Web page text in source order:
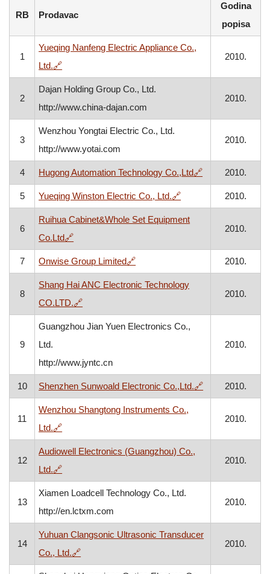
RB Prodavac
Godina
popisa
1
Yueqing Nanfeng Electric Appliance Co.,
Ltd.🔗, otvara se u novom prozoru
2010.
2
Dajan Holding Group Co., Ltd.
http://www.china-dajan.com
2010.
3
Wenzhou Yongtai Electric Co., Ltd.
http://www.yotai.com
2010.
4 Hugong Automation Technology Co.,Ltd🔗, otvara se u
2010.
5 Yueqing Winston Electric Co., Ltd.🔗, otvara se u novom
2010.
6
Ruihua Cabinet&Whole Set Equipment
Co.Ltd🔗, otvara se u novom prozoru
2010.
7 Onwise Group Limited🔗, otvara se u novom prozoru
2010.
8
Shang Hai ANC Electronic Technology
CO.LTD.🔗, otvara se u novom prozoru
2010.
9
Guangzhou Jian Yuen Electronics Co.,
Ltd.
http://www.jyntc.cn
2010.
10 Shenzhen Sunwoald Electronic Co.,Ltd.🔗, otvara se u
2010.
11
Wenzhou Shangtong Instruments Co.,
Ltd.🔗, otvara se u novom prozoru
2010.
12
Audiowell Electronics (Guangzhou) Co.,
Ltd.🔗, otvara se u novom prozoru
2010.
13
Xiamen Loadcell Technology Co., Ltd.
http://en.lctxm.com
2010.
14
Yuhuan Clangsonic Ultrasonic Transducer
Co., Ltd.🔗, otvara se u novom prozoru
2010.